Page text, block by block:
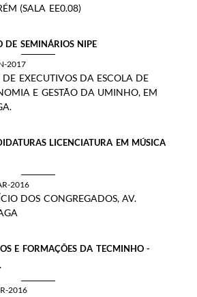
(SALA EE0.08)
DE SEMINÁRIOS NIPE
2017
DE EXECUTIVOS DA ESCOLA DE
E GESTÃO DA UMINHO, EM
LICENCIATURA EM MÚSICA
2016
DOS CONGREGADOS, AV.
E FORMAÇÕES DA TECMINHO​ -
2016